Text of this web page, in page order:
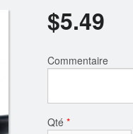
(30 mcx)
$5.49
Commentaire
Qté *